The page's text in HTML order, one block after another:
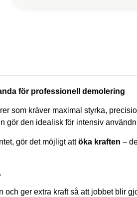
för professionell demolering
som kräver maximal styrka,
gör den idealisk för intensiv
gör det möjligt attöka kraften –
ger extra kraft så att jobbet blir